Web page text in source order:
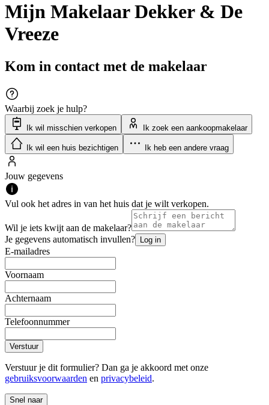
Mijn Makelaar Dekker & De
Vreeze
Kom in contact met de makelaar
Waarbij zoek je hulp?
Ik wil misschien verkopen Ik zoek een aankoopmakelaar
Ik wil een huis bezichtigen Ik heb een andere vraag
Jouw gegevens
Vul ook het adres in van het huis dat je wilt verkopen.
Wil je iets kwijt aan de makelaar?
Je gegevens automatisch invullen? Log in
E-mailadres
Voornaam
Achternaam
Telefoonnummer
Verstuur
Verstuur je dit formulier? Dan ga je akkoord met onze
gebruiksvoorwaarden en privacybeleid.
Snel naar